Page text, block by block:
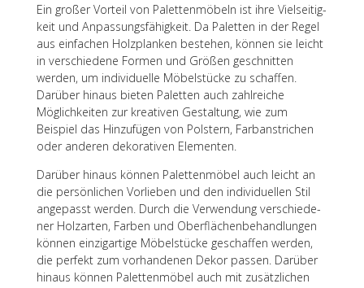
Ein großer Vorteil von Palet­ten­mö­beln ist ihre Viel­sei­tig­
keit und Anpas­sungs­fä­hig­keit. Da Palet­ten in der Regel
aus einfa­chen Holz­plan­ken bestehen, können sie leicht
in verschie­dene Formen und Größen geschnit­ten
werden, um indi­vi­du­elle Möbel­stü­cke zu schaf­fen.
Darüber hinaus bieten Palet­ten auch zahl­rei­che
Möglich­kei­ten zur krea­ti­ven Gestal­tung, wie zum
Beispiel das Hinzu­fü­gen von Pols­tern, Farb­an­stri­chen
oder ande­ren deko­ra­ti­ven Elementen.
Darüber hinaus können Palet­ten­mö­bel auch leicht an
die persön­li­chen Vorlie­ben und den indi­vi­du­el­len Stil
ange­passt werden. Durch die Verwen­dung verschie­de­
ner Holz­ar­ten, Farben und Ober­flä­chen­be­hand­lun­gen
können einzig­ar­tige Möbel­stü­cke geschaf­fen werden,
die perfekt zum vorhan­de­nen Dekor passen. Darüber
hinaus können Palet­ten­mö­bel auch mit zusätz­li­chen